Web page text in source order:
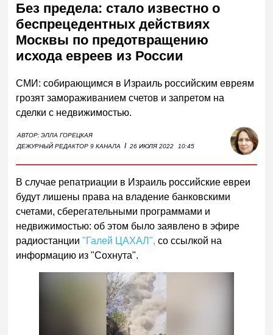
Без предела: стало известно о
беспрецедентных действиях
Москвы по предотвращению
исхода евреев из России
СМИ: собирающимся в Израиль российским евреям
грозят замораживанием счетов и запретом на
сделки с недвижимостью.
АВТОР:ЭЛЛА ГОРЕЦКАЯ
ДЕЖУРНЫЙ РЕДАКТОР 9 КАНАЛА
I 26 ИЮЛЯ 2022 10:45
В случае репатриации в Израиль российские евреи
будут лишены права на владение банковскими
счетами, сберегательными программами и
недвижимостью: об этом было заявлено в эфире
радиостанции"Галей ЦАХАЛ", со ссылкой на
информацию из "Сохнута".